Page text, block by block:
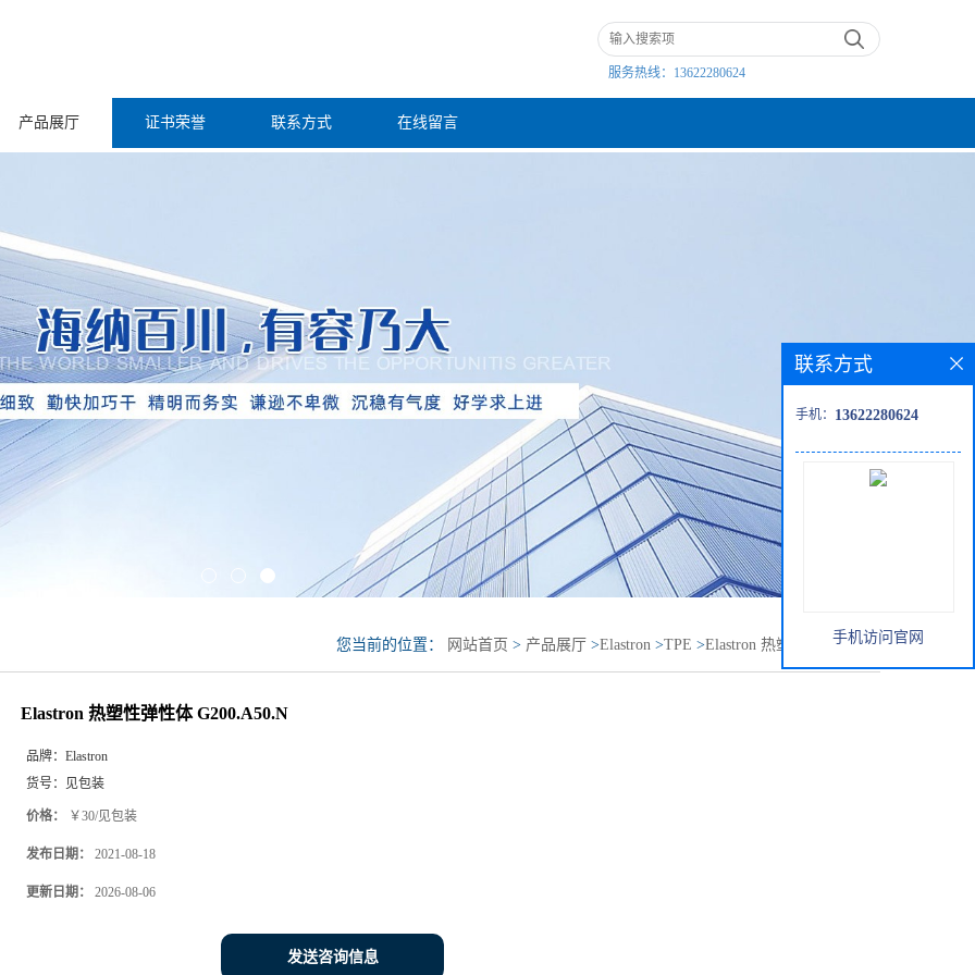
服务热线： 13622280624
产品展厅 证书荣誉 联系方式 在线留言
您当前的位置： 网站首页 > 产品展厅 >Elastron >TPE >Elastron 热塑性弹性体
Elastron 热塑性弹性体 G200.A50.N
品牌： Elastron
货号：
见包装
价格： ￥30/见包装
发布日期： 2021-08-18
更新日期： 2026-08-06
发送咨询信息
联系方式
手机： 13622280624
手机访问官网